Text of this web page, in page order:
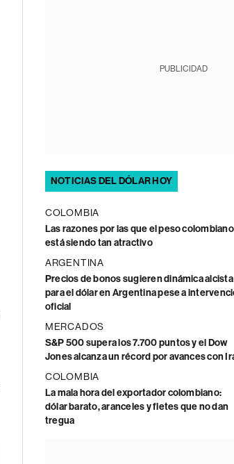
PUBLICIDAD
NOTICIAS DEL DÓLAR HOY
COLOMBIA
Las razones por las que el peso colombiano
está siendo tan atractivo
ARGENTINA
Precios de bonos sugieren dinámica alcista
para el dólar en Argentina pese a
oficial
MERCADOS
S&P 500 supera los 7.700 puntos y el Dow
Jones alcanza un récord por avances con
COLOMBIA
La mala hora del exportador colombiano:
dólar barato, aranceles y fletes que no dan
tregua